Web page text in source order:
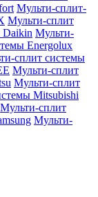
Мульти-сплит-
Мульти-сплит
Daikin Мульти-
Energolux
сплит системы
Мульти-сплит
Мульти-сплит
Mitsubishi
Мульти-сплит
Мульти-